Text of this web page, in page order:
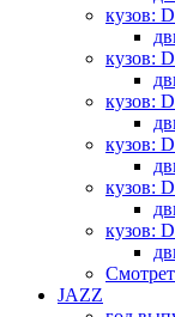
кузов:
кузов:
кузов:
кузов:
кузов:
кузов:
JAZZ